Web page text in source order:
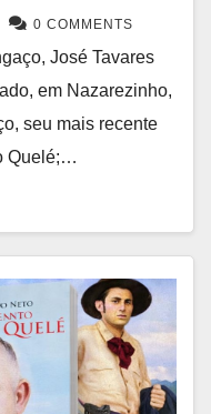
0 COMMENTS
José Tavares
em Nazarezinho,
seu mais recente
Quelé;…